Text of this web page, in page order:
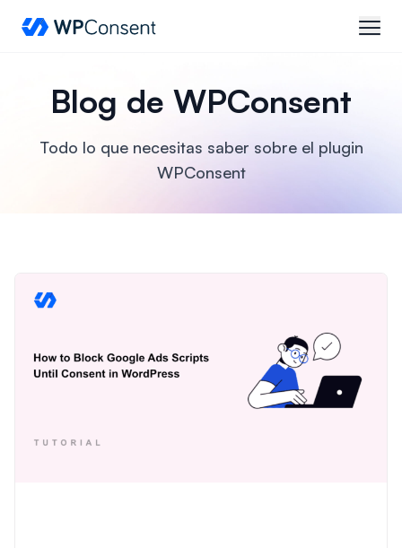
WPConsent
Blog de WPConsent
Todo lo que necesitas saber sobre el plugin
WPConsent